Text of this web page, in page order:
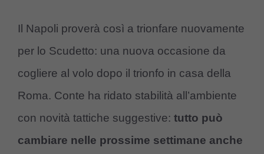
Il Napoli proverà così a trionfare nuovamente
per lo Scudetto: una nuova occasione da
cogliere al volo dopo il trionfo in casa della
Roma. Conte ha ridato stabilità all’ambiente
con novità tattiche suggestive: tutto può
cambiare nelle prossime settimane anche